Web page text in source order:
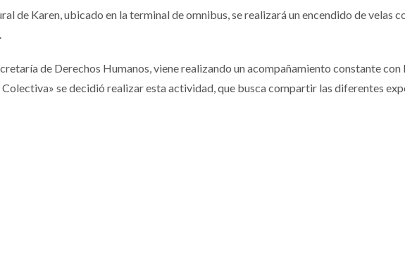
de Karen, ubicado en la terminal de omnibus, se realizará un encendido de velas
de Derechos Humanos, viene realizando un acompañamiento constante
se decidió realizar esta actividad, que busca compartir las diferentes